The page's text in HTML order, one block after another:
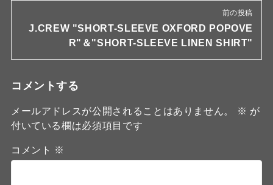
前の投稿
J.CREW "SHORT-SLEEVE OXFORD POPOVE
R"＆"SHORT-SLEEVE LINEN SHIRT"
コメントする
メールアドレスが公開されることはありません。 ※ が
付いている欄は必須項目です
コメント ※